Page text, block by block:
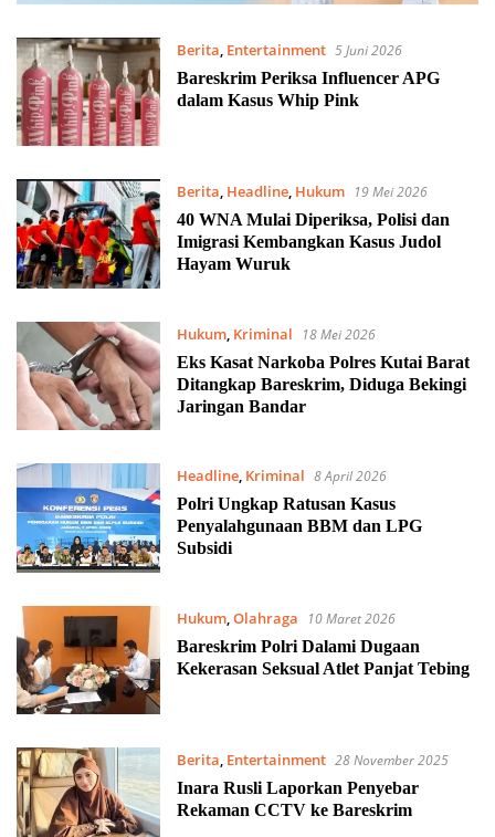
Berita, Entertainment 5 Juni 2026
Bareskrim Periksa Influencer APG
dalam Kasus Whip Pink
Berita, Headline, Hukum
19 Mei 2026
40 WNA Mulai Diperiksa, Polisi dan
Imigrasi Kembangkan Kasus Judol
Hayam Wuruk
Hukum, Kriminal
18 Mei 2026
Eks Kasat Narkoba Polres Kutai Barat
Ditangkap Bareskrim, Diduga Bekingi
Jaringan Bandar
Headline, Kriminal 8 April 2026
Polri Ungkap Ratusan Kasus
Penyalahgunaan BBM dan LPG
Subsidi
Hukum, Olahraga
10 Maret 2026
Bareskrim Polri Dalami Dugaan
Kekerasan Seksual Atlet Panjat Tebing
Berita, Entertainment 28 November 2025
Inara Rusli Laporkan Penyebar
Rekaman CCTV ke Bareskrim